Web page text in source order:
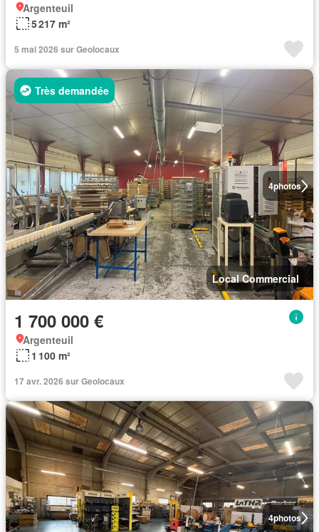
Argenteuil
5 217 m²
5 mai 2026 sur Geolocaux
4photos
Très demandée
Local Commercial
1 700 000 €
Argenteuil
1 100 m²
17 avr. 2026 sur Geolocaux
4photos